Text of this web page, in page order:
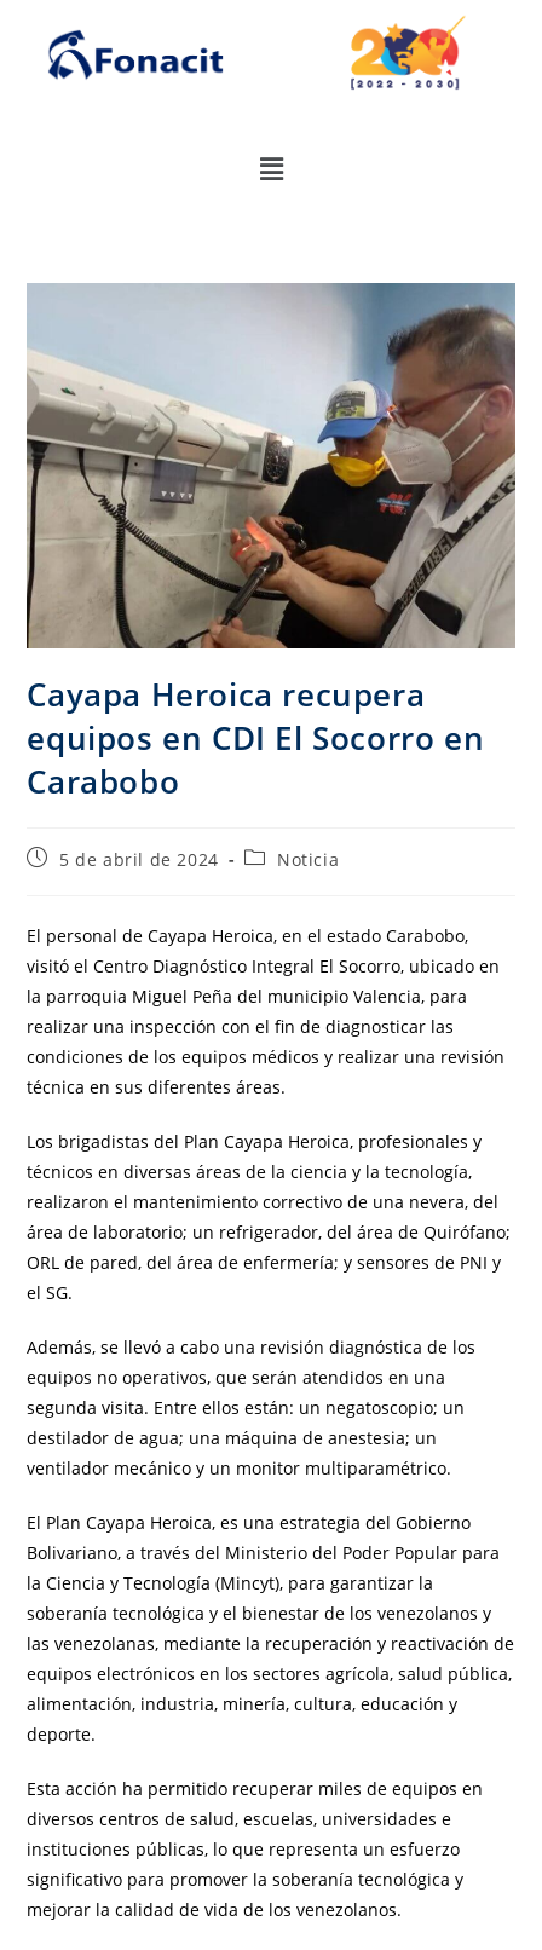
Cayapa Heroica recupera
equipos en CDI El Socorro en
Carabobo
5 de abril de 2024 Noticia
El personal de Cayapa Heroica, en el estado Carabobo,
visitó el Centro Diagnóstico Integral El Socorro, ubicado en
la parroquia Miguel Peña del municipio Valencia, para
realizar una inspección con el fin de diagnosticar las
condiciones de los equipos médicos y realizar una revisión
técnica en sus diferentes áreas.
Los brigadistas del Plan Cayapa Heroica, profesionales y
técnicos en diversas áreas de la ciencia y la tecnología,
realizaron el mantenimiento correctivo de una nevera, del
área de laboratorio; un refrigerador, del área de Quirófano;
ORL de pared, del área de enfermería; y sensores de PNI y
el SG.
Además, se llevó a cabo una revisión diagnóstica de los
equipos no operativos, que serán atendidos en una
segunda visita. Entre ellos están: un negatoscopio; un
destilador de agua; una máquina de anestesia; un
ventilador mecánico y un monitor multiparamétrico.
El Plan Cayapa Heroica, es una estrategia del Gobierno
Bolivariano, a través del Ministerio del Poder Popular para
la Ciencia y Tecnología (Mincyt), para garantizar la
soberanía tecnológica y el bienestar de los venezolanos y
las venezolanas, mediante la recuperación y reactivación de
equipos electrónicos en los sectores agrícola, salud pública,
alimentación, industria, minería, cultura, educación y
deporte.
Esta acción ha permitido recuperar miles de equipos en
diversos centros de salud, escuelas, universidades e
instituciones públicas, lo que representa un esfuerzo
significativo para promover la soberanía tecnológica y
mejorar la calidad de vida de los venezolanos.